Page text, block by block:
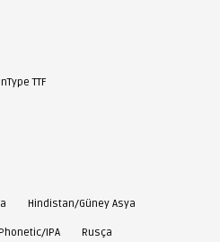
TTF
Hindistan/Güney Asya
Phonetic/IPA Rusça